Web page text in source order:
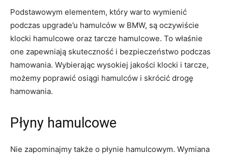
Podstawowym elementem, który warto wymienić
podczas​ upgrade’u hamulców ​w BMW, są oczywiście
klocki hamulcowe oraz tarcze hamulcowe. To właśnie
one zapewniają skuteczność⁣ i bezpieczeństwo podczas
‍hamowania. Wybierając wysokiej‌ jakości klocki i tarcze,
możemy poprawić osiągi hamulców i ​skrócić drogę
hamowania.
Płyny hamulcowe
Nie zapominajmy​ także ‍o płynie hamulcowym. Wymiana